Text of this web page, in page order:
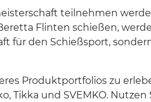
teilnehmen
Flinten schießen,
für den Schießsport,
Produktportfolios zu
Tikka und SVEMKO.